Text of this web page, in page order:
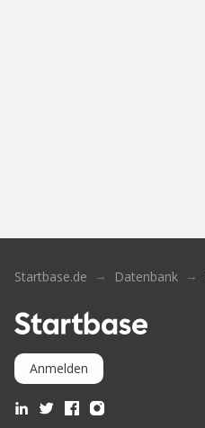
Startbase.de Datenbank
Anmelden